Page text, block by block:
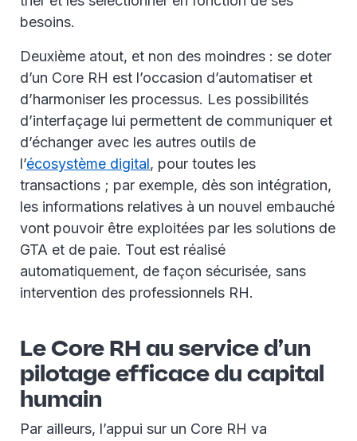
besoins.
Deuxième atout, et non des moindres : se doter
d’un Core RH est l’occasion d’automatiser et
d’harmoniser les processus. Les possibilités
d’interfaçage lui permettent de communiquer et
d’échanger avec les autres outils de
l’écosystème digital, pour toutes les
transactions ; par exemple, dès son intégration,
les informations relatives à un nouvel embauché
vont pouvoir être exploitées par les solutions de
GTA et de paie. Tout est réalisé
automatiquement, de façon sécurisée, sans
intervention des professionnels RH.
Le Core RH au service d’un
pilotage efficace du capital
humain
Par ailleurs, l’appui sur un Core RH va